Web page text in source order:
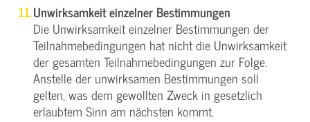
Unwirksamkeit einzelner Bestimmungen
Die Unwirksamkeit einzelner Bestimmungen der
Teilnahmebedingungen hat nicht die Unwirksamkeit
der gesamten Teilnahmebedingungen zur Folge.
Anstelle der unwirksamen Bestimmungen soll
gelten, was dem gewollten Zweck in gesetzlich
erlaubtem Sinn am nächsten kommt.